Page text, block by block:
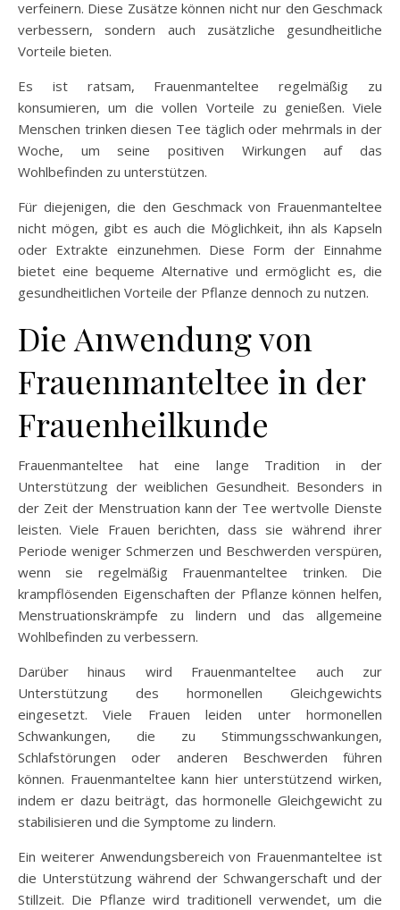
verfeinern. Diese Zusätze können nicht nur den Geschmack
verbessern, sondern auch zusätzliche gesundheitliche
Vorteile bieten.
Es ist ratsam, Frauenmanteltee regelmäßig zu
konsumieren, um die vollen Vorteile zu genießen. Viele
Menschen trinken diesen Tee täglich oder mehrmals in der
Woche, um seine positiven Wirkungen auf das
Wohlbefinden zu unterstützen.
Für diejenigen, die den Geschmack von Frauenmanteltee
nicht mögen, gibt es auch die Möglichkeit, ihn als Kapseln
oder Extrakte einzunehmen. Diese Form der Einnahme
bietet eine bequeme Alternative und ermöglicht es, die
gesundheitlichen Vorteile der Pflanze dennoch zu nutzen.
Die Anwendung von
Frauenmanteltee in der
Frauenheilkunde
Frauenmanteltee hat eine lange Tradition in der
Unterstützung der weiblichen Gesundheit. Besonders in
der Zeit der Menstruation kann der Tee wertvolle Dienste
leisten. Viele Frauen berichten, dass sie während ihrer
Periode weniger Schmerzen und Beschwerden verspüren,
wenn sie regelmäßig Frauenmanteltee trinken. Die
krampflösenden Eigenschaften der Pflanze können helfen,
Menstruationskrämpfe zu lindern und das allgemeine
Wohlbefinden zu verbessern.
Darüber hinaus wird Frauenmanteltee auch zur
Unterstützung des hormonellen Gleichgewichts
eingesetzt. Viele Frauen leiden unter hormonellen
Schwankungen, die zu Stimmungsschwankungen,
Schlafstörungen oder anderen Beschwerden führen
können. Frauenmanteltee kann hier unterstützend wirken,
indem er dazu beiträgt, das hormonelle Gleichgewicht zu
stabilisieren und die Symptome zu lindern.
Ein weiterer Anwendungsbereich von Frauenmanteltee ist
die Unterstützung während der Schwangerschaft und der
Stillzeit. Die Pflanze wird traditionell verwendet, um die